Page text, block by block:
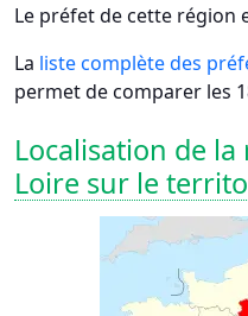
Le préfet de cette région
La liste complète des
permet de comparer les
Localisation de
Loire sur le